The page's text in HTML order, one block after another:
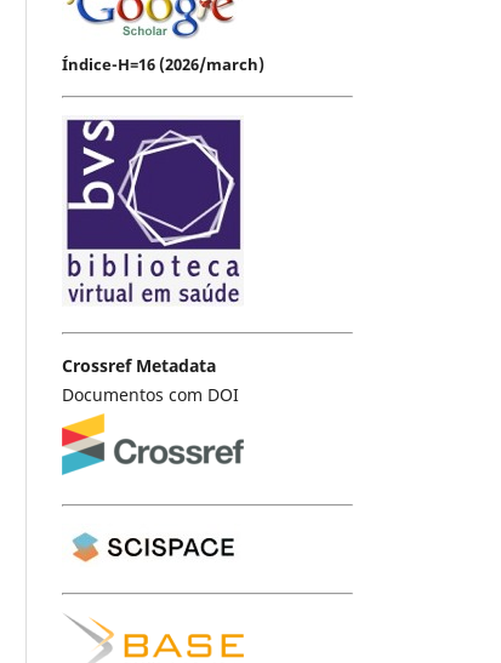
Índice-H=16 (2026/march)
Crossref Metadata
Documentos com DOI